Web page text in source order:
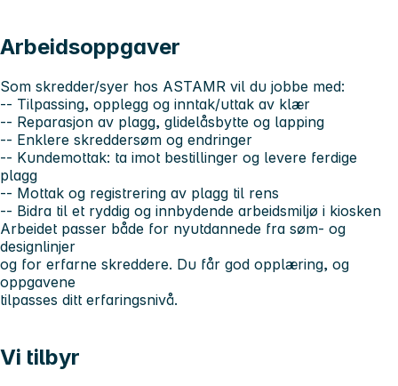
Arbeidsoppgaver
Som skredder/syer hos ASTAMR vil du jobbe med:
-- Tilpassing, opplegg og inntak/uttak av klær
-- Reparasjon av plagg, glidelåsbytte og lapping
-- Enklere skreddersøm og endringer
-- Kundemottak: ta imot bestillinger og levere ferdige
plagg
-- Mottak og registrering av plagg til rens
-- Bidra til et ryddig og innbydende arbeidsmiljø i kiosken
Arbeidet passer både for nyutdannede fra søm- og
designlinjer
og for erfarne skreddere. Du får god opplæring, og
oppgavene
tilpasses ditt erfaringsnivå.
Vi tilbyr